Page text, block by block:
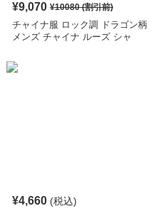
¥9,070 ¥10080(割引前)
チャイナ服 ロック調 ドラゴン柄
メンズ チャイナ ルーズ シャ
¥4,660 (税込)